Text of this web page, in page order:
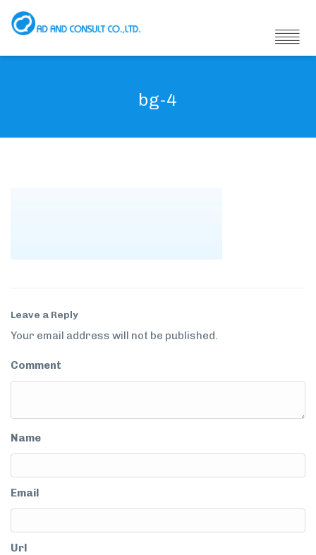
bg-4
Leave a Reply
Your email address will not be published.
Comment
Name
Email
Url